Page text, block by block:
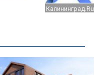
Калининград.Ru